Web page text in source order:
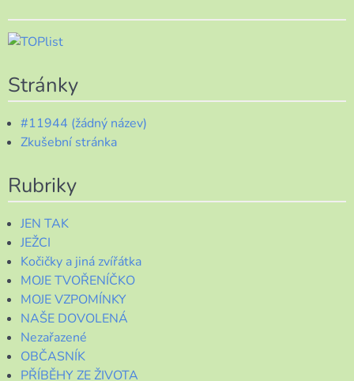
Stránky
#11944 (žádný název)
Zkušební stránka
Rubriky
JEN TAK
JEŽCI
Kočičky a jiná zvířátka
MOJE TVOŘENÍČKO
MOJE VZPOMÍNKY
NAŠE DOVOLENÁ
Nezařazené
OBČASNÍK
PŘÍBĚHY ZE ŽIVOTA